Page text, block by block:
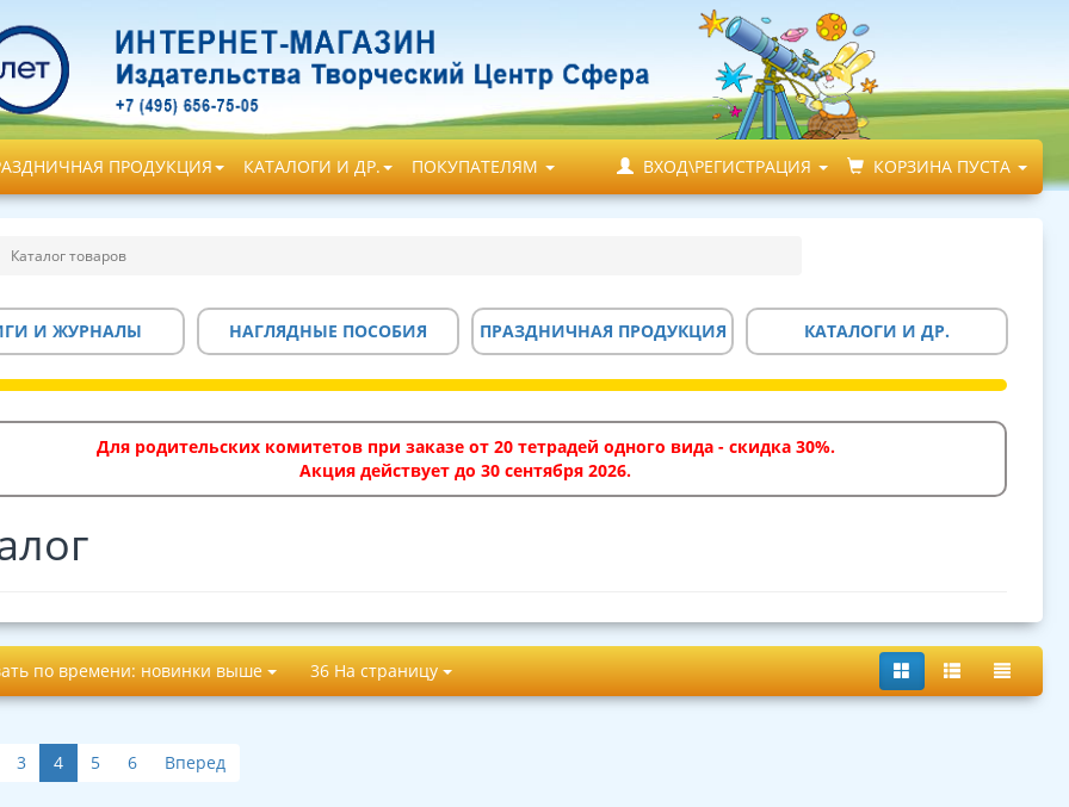
ПРОДУКЦИЯ КАТАЛОГИ И ДР. ПОКУПАТЕЛЯМ ВХОД\РЕГИСТРАЦИЯ КОРЗИНА ПУСТА
Каталог товаров
И ЖУРНАЛЫ НАГЛЯДНЫЕ ПОСОБИЯ ПРАЗДНИЧНАЯ ПРОДУКЦИЯ КАТАЛОГИ И ДР.
Для родительских комитетов при заказе от 20 тетрадей одного вида - скидка 30%.
Акция действует до 30 сентября 2026.
по времени: новинки выше 36 На страницу
3 4 5 6 Вперед